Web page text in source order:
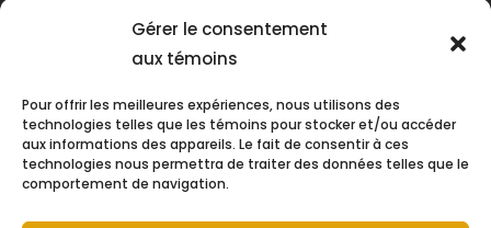
Gérer le consentement
aux témoins
Pour offrir les meilleures expériences, nous utilisons des
technologies telles que les témoins pour stocker et/ou accéder
aux informations des appareils. Le fait de consentir à ces
technologies nous permettra de traiter des données telles que le
comportement de navigation.
Téléphone :
(418) 622-1001
Heures d’ouverture :